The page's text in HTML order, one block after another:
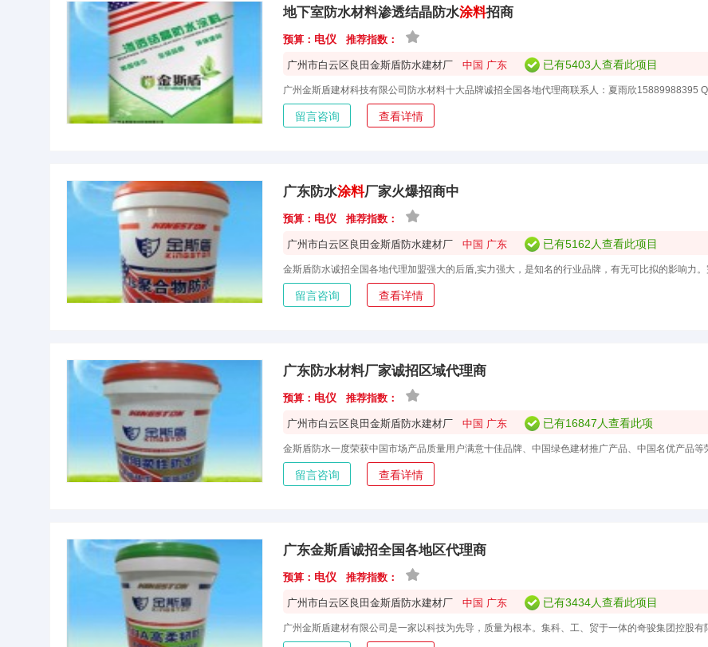
地下室防水材料渗透结晶防水涂料招商
预算： 电仪 推荐指数：
广州市白云区良田金斯盾防水建材厂 中国 广东 已有5403人查看此项目
留言咨询 查看详情
广东防水涂料厂家火爆招商中
预算： 电仪 推荐指数：
广州市白云区良田金斯盾防水建材厂 中国 广东 已有5162人查看此项目
留言咨询 查看详情
广东防水材料厂家诚招区域代理商
预算： 电仪 推荐指数：
广州市白云区良田金斯盾防水建材厂 中国 广东 已有16847人查看此项
目
留言咨询 查看详情
广东金斯盾诚招全国各地区代理商
预算： 电仪 推荐指数：
广州市白云区良田金斯盾防水建材厂 中国 广东 已有3434人查看此项目